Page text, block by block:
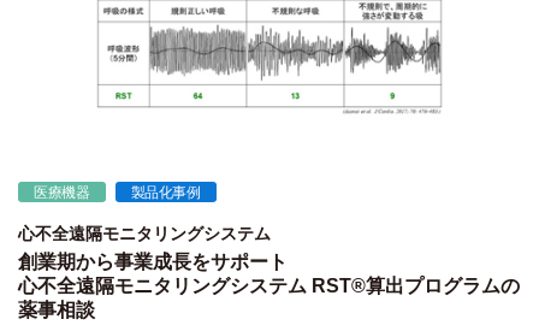
医療機器 製品化事例
心不全遠隔モニタリングシステム
創業期から事業成長をサポート
心不全遠隔モニタリングシステム RST®算出プログラムの
薬事相談